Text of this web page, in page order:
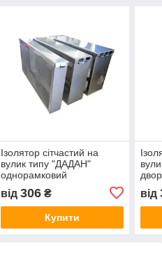
Ізолятор сітчастий на
вулик типу "ДАДАН"
однорамковий
від 306₴
Купити
від